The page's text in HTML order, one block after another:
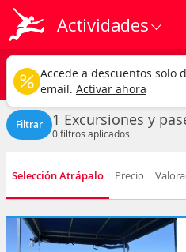
Actividades
Alqueva ciudad
Excursiones y paseos en barco
Filtrar 1 Excursiones y
0filtros aplicados
Selección Atrápalo Precio
Accede a descuentos solo
email. Activar ahora